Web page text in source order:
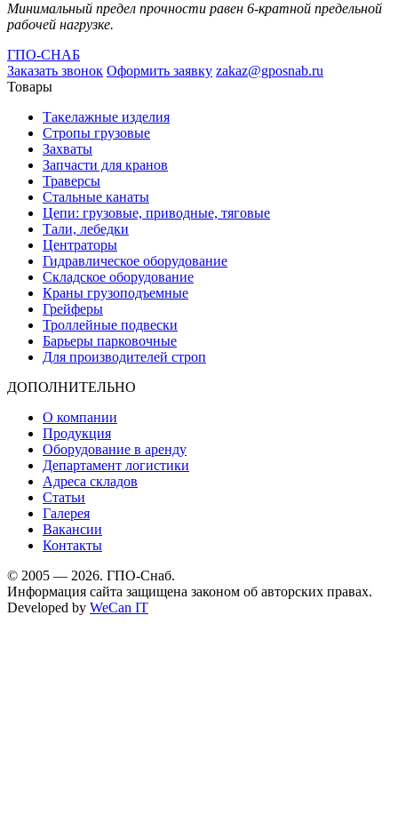
Минимальный предел прочности равен 6-кратной предельной
рабочей нагрузке.
ГПО-СНАБ
Заказать звонок Оформить заявку zakaz@gposnab.ru
Товары
Такелажные изделия
Стропы грузовые
Захваты
Запчасти для кранов
Траверсы
Стальные канаты
Цепи: грузовые, приводные, тяговые
Тали, лебедки
Центраторы
Гидравлическое оборудование
Складское оборудование
Краны грузоподъемные
Грейферы
Троллейные подвески
Барьеры парковочные
Для производителей строп
ДОПОЛНИТЕЛЬНО
О компании
Продукция
Оборудование в аренду
Департамент логистики
Адреса складов
Статьи
Галерея
Вакансии
Контакты
© 2005 — 2026. ГПО-Снаб.
Информация сайта защищена законом об авторских правах.
Developed by WeCan IT